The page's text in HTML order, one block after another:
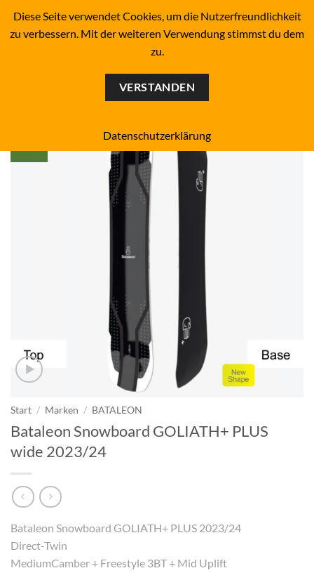
SKATEBOARD-SHOP SINCE 1993
Start / Marken / BATALEON
Bataleon Snowboard GOLIATH+ PLUS
wide 2023/24
Bataleon Snowboard GOLIATH+ PLUS 2023/24
Direct-Twin
MediumCamber + Freestyle 3BT + Mid Uplift
Diese Seite verwendet Cookies, um die Nutzerfreundlichkeit
zu verbessern. Mit der weiteren Verwendung stimmst du dem
zu.
VERSTANDEN
Datenschutzerklärung